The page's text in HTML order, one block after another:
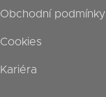
Obchodní podmínky
Cookies
Kariéra